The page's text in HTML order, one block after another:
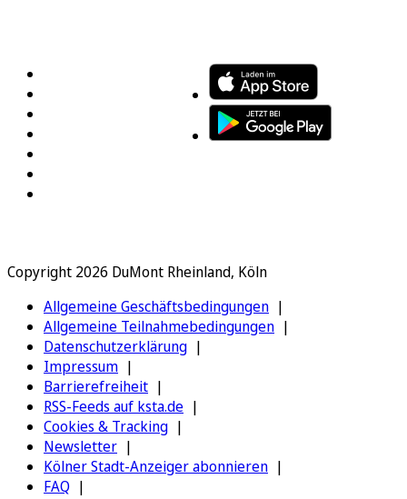
Copyright 2026 DuMont Rheinland, Köln
Allgemeine Geschäftsbedingungen
Allgemeine Teilnahmebedingungen
Datenschutzerklärung
Impressum
Barrierefreiheit
RSS-Feeds auf ksta.de
Cookies & Tracking
Newsletter
Kölner Stadt-Anzeiger abonnieren
FAQ